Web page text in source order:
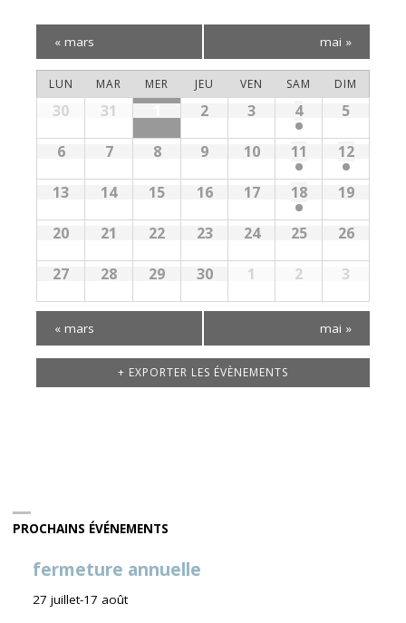
navigation
de
vues
Évènements
de
vues
évènement
« mars mai »
Calendrier
de
Évènements
Calendrier
Évènements
LUN MAR MER JEU VEN SAM DIM
30 31 2 3 4 5
6 7 8 9 10 11 12
13 14 15 16 17 18 19
20 21 22 23 24 25 26
27 28 29 30 1 2 3
« mars mai »
+ EXPORTER LES ÉVÈNEMENTS
PROCHAINS ÉVÉNEMENTS
fermeture annuelle
27 juillet-17 août